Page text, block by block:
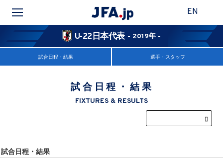
EN
U-22日本代表 - 2019年 -
試合日程・結果 選手・スタッフ
試合日程・結果
FIXTURES & RESULTS
試合日程・結果